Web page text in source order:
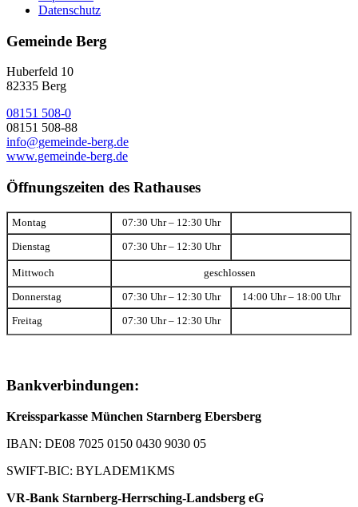
Datenschutz
Gemeinde Berg
Huberfeld 10
82335 Berg
08151 508-0
08151 508-88
info@gemeinde-berg.de
www.gemeinde-berg.de
Öffnungszeiten des Rathauses
Montag 07:30 Uhr – 12:30 Uhr
Dienstag 07:30 Uhr – 12:30 Uhr
Mittwoch geschlossen
Donnerstag 07:30 Uhr – 12:30 Uhr 14:00 Uhr – 18:00 Uhr
Freitag 07:30 Uhr – 12:30 Uhr
Bankverbindungen:
Kreissparkasse München Starnberg Ebersberg
IBAN: DE08 7025 0150 0430 9030 05
SWIFT-BIC: BYLADEM1KMS
VR-Bank Starnberg-Herrsching-Landsberg eG